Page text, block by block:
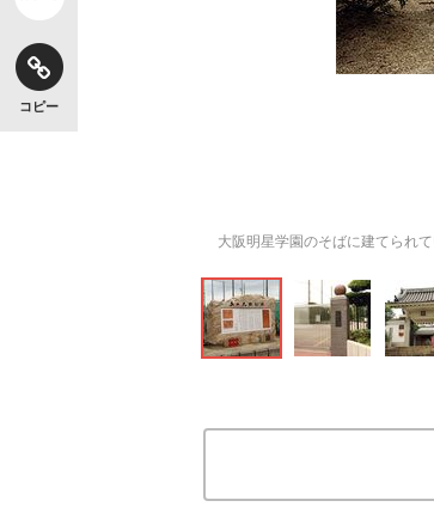
「クマが悪者扱いされている
キングの誕生を、目撃せよ。
コピー
大阪明星学園のそばに建てられ